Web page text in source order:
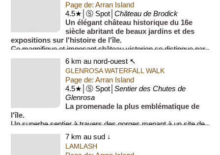
Page de: Arran Island
4.5★│Ⓢ Spot│Château de Brodick
Un élégant château historique du 16e
siècle abritant de beaux jardins et des
expositions sur l'histoire de l'île.
Ce magnifique et imposant château victorien se distingue par
sa riche décoratio...6 km au nord-ouest ↖
GLENROSA WATERFALL WALK
Page de: Arran Island
4.5★│Ⓢ Spot│Sentier des Chutes de
Glenrosa
La promenade la plus emblématique de
l'île.
Un superbe sentier à travers des gorges menant à un site de
baignade sauvage populaire (Blue Pool), et une belle cascade
(Glenrosa). Il faut compter ent...
7 km au sud ↓
LAMLASH